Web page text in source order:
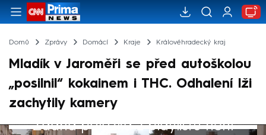
Domů Zprávy Domácí Kraje Královéhradecký kraj
Mladík v Jaroměři se před autoškolou
„posilnil“ kokainem i THC. Odhalení lži
zachytily kamery
Žádná položka z playlistu není